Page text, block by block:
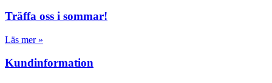
Träffa oss i sommar!
Läs mer »
Kundinformation